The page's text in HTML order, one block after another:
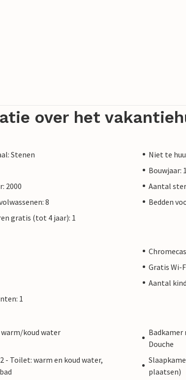
over het
Stenen
Niet te
Bouwjaar:
2000
Aantal
8
Bedden
gratis (tot 4 jaar): 1
Gratis Wi-
Aantal
1
warm/koud water
Badkamer
Douche
- Toilet: warm en koud water,
plaatsen)